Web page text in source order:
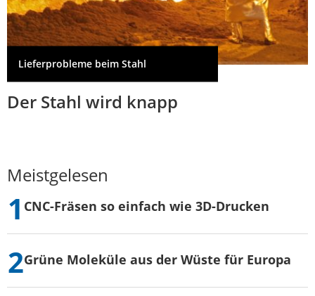
Lieferprobleme beim Stahl
Der Stahl wird knapp
Meistgelesen
CNC-Fräsen so einfach wie 3D-Drucken
Grüne Moleküle aus der Wüste für Europa